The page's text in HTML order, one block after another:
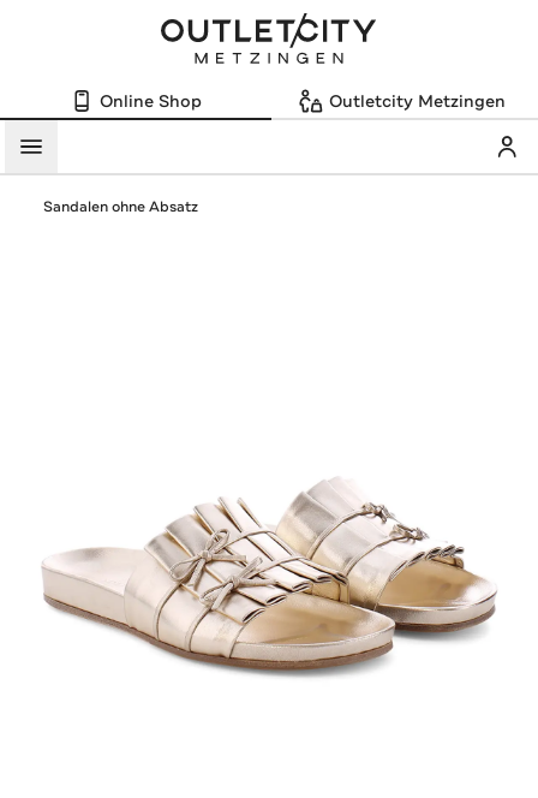
Online Shop Outletcity Metzingen
Menü
Sandalen ohne Absatz